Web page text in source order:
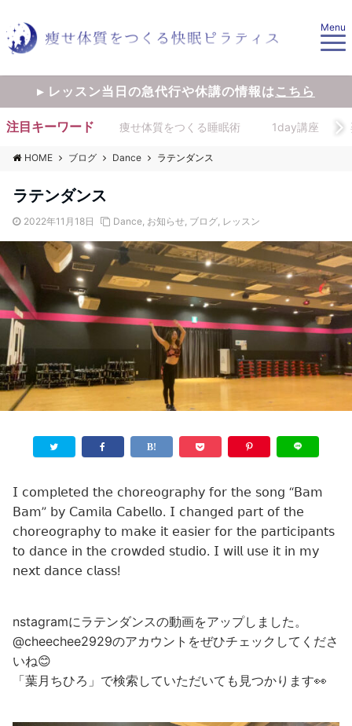
Menu
▸ レッスン当日の急代行や休講の情報はこちら
注目キーワード 痩せ体質をつくる睡眠術 1day講座
HOME ブログ Dance ラテンダンス
ラテンダンス
2022年11月18日 Dance, お知らせ, ブログ, レッスン
𝖨 𝖼𝗈𝗆𝗉𝗅𝖾𝗍𝖾𝖽 𝗍𝗁𝖾 𝖼𝗁𝗈𝗋𝖾𝗈𝗀𝗋𝖺𝗉𝗁𝗒 𝖿𝗈𝗋 𝗍𝗁𝖾 𝗌𝗈𝗇𝗀 “𝖡𝖺𝗆
𝖡𝖺𝗆” 𝖻𝗒 𝖢𝖺𝗆𝗂𝗅𝖺 𝖢𝖺𝖻𝖾𝗅𝗅𝗈. 𝖨 𝖼𝗁𝖺𝗇𝗀𝖾𝖽 𝗉𝖺𝗋𝗍 𝗈𝖿 𝗍𝗁𝖾
𝖼𝗁𝗈𝗋𝖾𝗈𝗀𝗋𝖺𝗉𝗁𝗒 𝗍𝗈 𝗆𝖺𝗄𝖾 𝗂𝗍 𝖾𝖺𝗌𝗂𝖾𝗋 𝖿𝗈𝗋 𝗍𝗁𝖾 𝗉𝖺𝗋𝗍𝗂𝖼𝗂𝗉𝖺𝗇𝗍𝗌
𝗍𝗈 𝖽𝖺𝗇𝖼𝖾 𝗂𝗇 𝗍𝗁𝖾 𝖼𝗋𝗈𝗐𝖽𝖾𝖽 𝗌𝗍𝗎𝖽𝗂𝗈. 𝖨 𝗐𝗂𝗅𝗅 𝗎𝗌𝖾 𝗂𝗍 𝗂𝗇 𝗆𝗒
𝗇𝖾𝗑𝗍 𝖽𝖺𝗇𝖼𝖾 𝖼𝗅𝖺𝗌𝗌!
nstagramにラテンダンスの動画をアップしました。
@cheechee2929のアカウントをぜひチェックしてくださ
いね😊
「葉月ちひろ」で検索していただいても見つかります👀